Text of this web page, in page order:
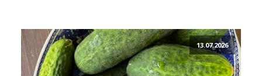
13.07.2026